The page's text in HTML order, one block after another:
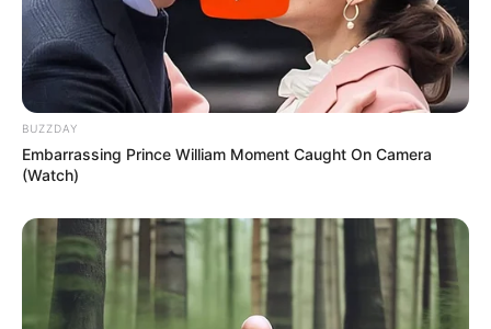
BUZZDAY
Embarrassing Prince William Moment Caught On Camera
(Watch)